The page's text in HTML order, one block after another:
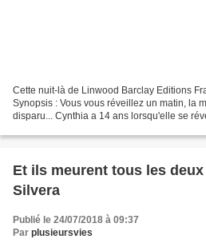
Cette nuit-là de Linwood Barclay Editions
Synopsis : Vous vous réveillez un matin, la
disparu... Cynthia a 14 ans lorsqu'elle se
Et ils meurent tous les
Silvera
Publié le 24/07/2018 à 09:37
Par plusieursvies